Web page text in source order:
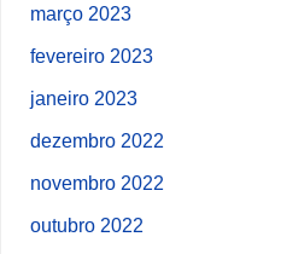
março 2023
fevereiro 2023
janeiro 2023
dezembro 2022
novembro 2022
outubro 2022